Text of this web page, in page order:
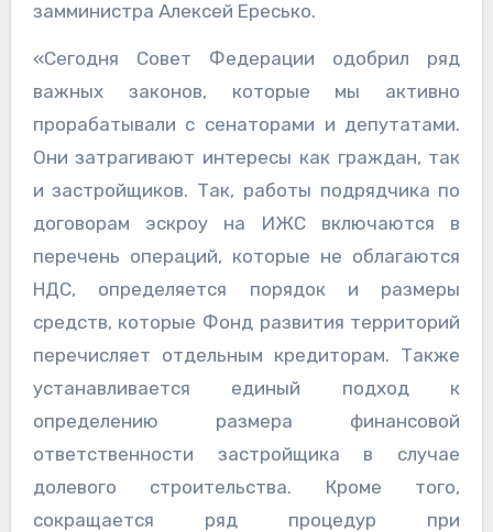
замминистра Алексей Ересько.
«Сегодня Совет Федерации одобрил ряд
важных законов, которые мы активно
прорабатывали с сенаторами и депутатами.
Они затрагивают интересы как граждан, так
и застройщиков. Так, работы подрядчика по
договорам эскроу на ИЖС включаются в
перечень операций, которые не облагаются
НДС, определяется порядок и размеры
средств, которые Фонд развития территорий
перечисляет отдельным кредиторам. Также
устанавливается единый подход к
определению размера финансовой
ответственности застройщика в случае
долевого строительства. Кроме того,
сокращается ряд процедур при